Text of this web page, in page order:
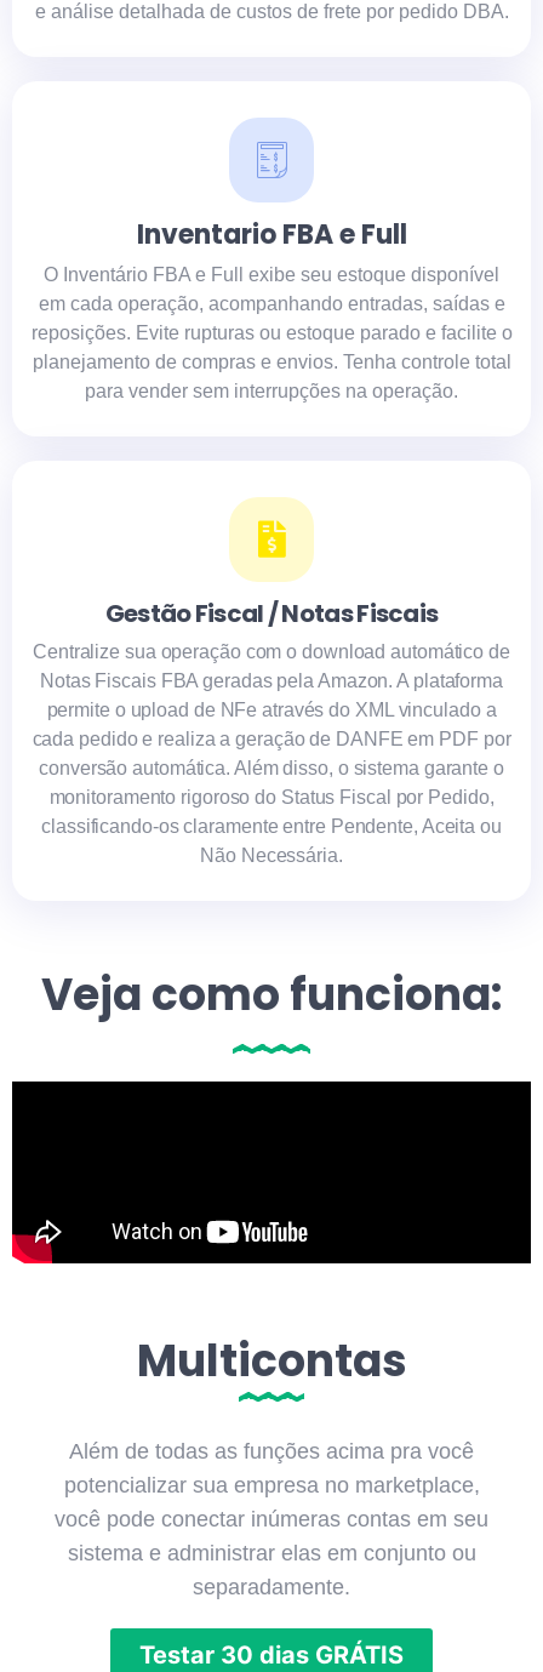
e análise detalhada de custos de frete por pedido DBA.
Inventario FBA e Full
O Inventário FBA e Full exibe seu estoque disponível
em cada operação, acompanhando entradas, saídas e
reposições. Evite rupturas ou estoque parado e facilite o
planejamento de compras e envios. Tenha controle total
para vender sem interrupções na operação.
Gestão Fiscal / Notas Fiscais
Centralize sua operação com o download automático de
Notas Fiscais FBA geradas pela Amazon. A plataforma
permite o upload de NFe através do XML vinculado a
cada pedido e realiza a geração de DANFE em PDF por
conversão automática. Além disso, o sistema garante o
monitoramento rigoroso do Status Fiscal por Pedido,
classificando-os claramente entre Pendente, Aceita ou
Não Necessária.
Veja como funciona:
Multicontas
Além de todas as funções acima pra você
potencializar sua empresa no marketplace,
você pode conectar inúmeras contas em seu
sistema e administrar elas em conjunto ou
separadamente.
Testar 30 dias GRÁTIS